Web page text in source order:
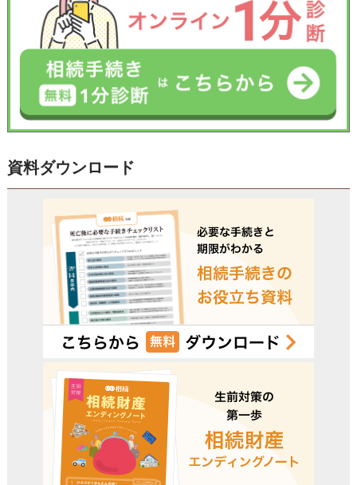
受付時間 平日9:00–19:00 / 土日祝9:00–18:00
資料ダウンロード